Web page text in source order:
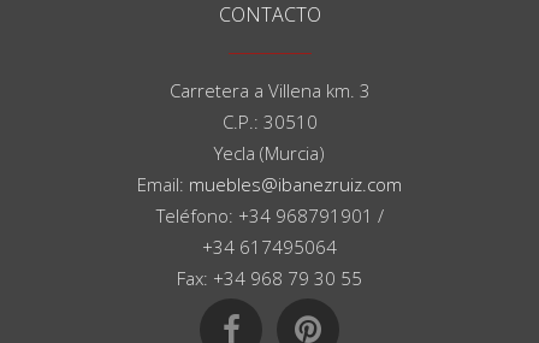
CONTACTO
Carretera a Villena km. 3
C.P.: 30510
Yecla (Murcia)
Email: muebles@ibanezruiz.com
Teléfono: +34 968791901 /
+34 617495064
Fax: +34 968 79 30 55